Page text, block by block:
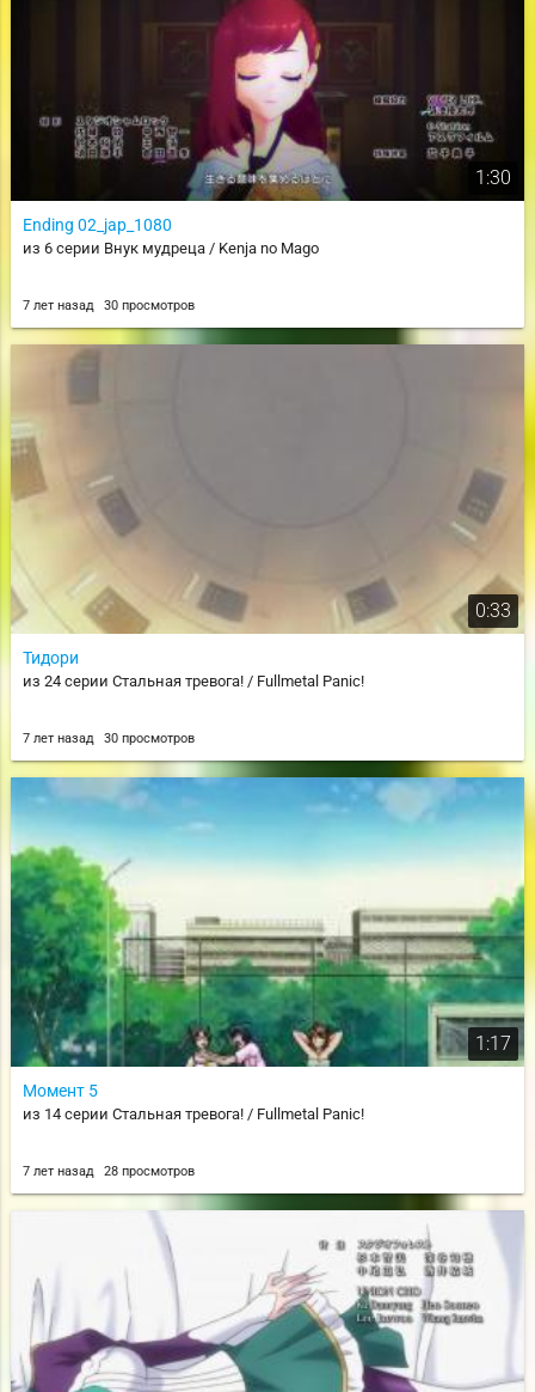
1:30
Ending 02_jap_1080
из 6 серии Внук мудреца / Kenja no Mago
7 лет назад 30 просмотров
0:33
Тидори
из 24 серии Стальная тревога! / Fullmetal Panic!
7 лет назад 30 просмотров
1:17
Момент 5
из 14 серии Стальная тревога! / Fullmetal Panic!
7 лет назад 28 просмотров